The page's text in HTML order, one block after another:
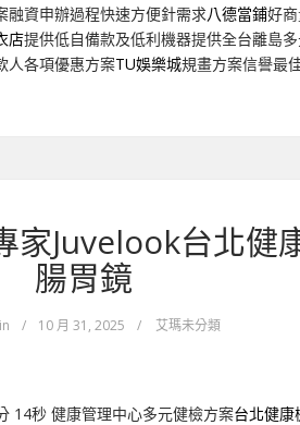
融資申辦過程快速方便針需求八德當鋪好
店提供低自備款及低利機器提供全台離島
人各項優惠方案TU娛樂城規畫方案信譽最
家Juvelook台北健
腸胃鏡
/ 10 月 31, 2025 / 艾瑪未分類
14秒 健康管理中心多元健檢方案台北健康